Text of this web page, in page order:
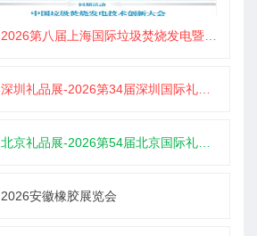
2026第八届上海国际垃圾焚烧发电暨固废处理技术展览会
深圳礼品展-2026第34届深圳国际礼品及家居用品展览会
北京礼品展-2026第54届北京国际礼品、赠品及家庭用品展览会
2026安徽橡胶展览会